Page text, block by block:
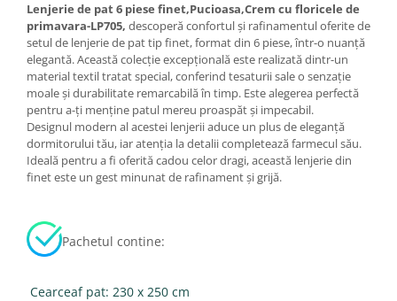
Lenjerie de pat 6 piese finet,Pucioasa,Crem cu floricele de
primavara-LP705, descoperă confortul și rafinamentul oferite de
setul de lenjerie de pat tip finet, format din 6 piese, într-o nuanță
elegantă. Această colecție excepțională este realizată dintr-un
material textil tratat special, conferind tesaturii sale o senzație
moale și durabilitate remarcabilă în timp. Este alegerea perfectă
pentru a-ți menține patul mereu proaspăt și impecabil.
Designul modern al acestei lenjerii aduce un plus de eleganță
dormitorului tău, iar atenția la detalii completează farmecul său.
Ideală pentru a fi oferită cadou celor dragi, această lenjerie din
finet este un gest minunat de rafinament și grijă.
Pachetul contine:
Cearceaf pat: 230 x 250 cm